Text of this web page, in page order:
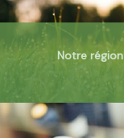
Notre région